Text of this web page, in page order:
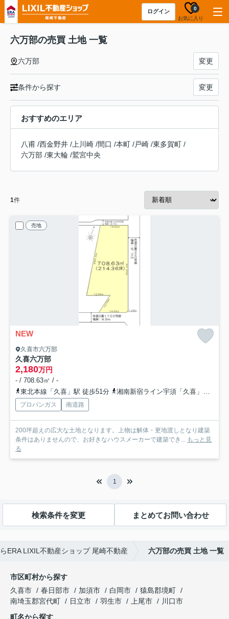
ログイン
お気に入り
0
六万部の売買 土地 一覧
六万部 変更
条件から探す 変更
おすすめのエリア
八甫 /西金野井 / 上川崎 /間口 /本町 /戸崎 /東多賀町 /
六万部 /東大輪 /鷲宮中央
1件
売地
NEW
久喜市六万部
久喜六万部
2,180万円
- / 708.63㎡ / -
東北本線「久喜」駅 徒歩51分
湘南新宿ライン宇須「久喜」駅 徒歩51分
プロパンガス 南道路
200坪超えの広大な土地となります。上物は解体・更地渡しとなり建築
条件はありませんので、お好きなハウスメーカーで建築でき... もっと見
る
1
検索条件を変更 まとめてお問い合わせ
ERA LIXIL不動産ショップ 尾崎不動産 六万部の売買 土地 一覧
市区町村から探す
久喜市
春日部市 加須市 白岡市
猿島郡境町
南埼玉郡宮代町
日立市 羽生市 上尾市
川口市
町名から探す